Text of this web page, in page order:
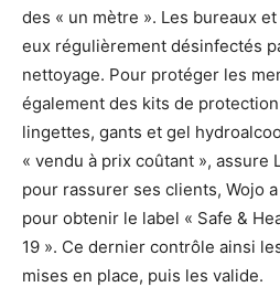
des « un mètre ». Les bureaux
eux régulièrement désinfectés
nettoyage. Pour protéger les
également des kits de
lingettes, gants et gel
« vendu à prix coûtant », assure
pour rassurer ses clients, Wojo
pour obtenir le label « Safe &
19 ». Ce dernier contrôle ainsi
mises en place, puis les valide.